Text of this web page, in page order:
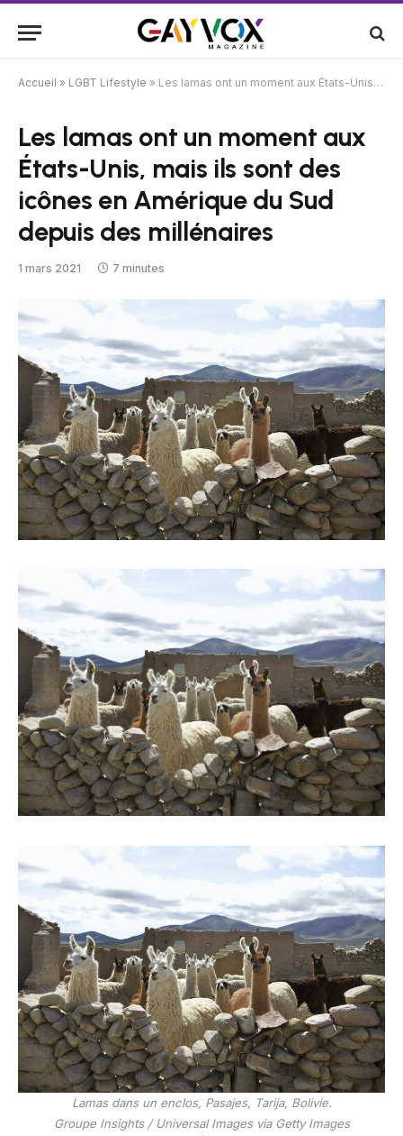
Accueil » LGBT Lifestyle » Les lamas ont un moment aux États-Unis, mais ils sont des icônes en Amérique du Sud depuis des millénaires
Les lamas ont un moment aux
États-Unis, mais ils sont des
icônes en Amérique du Sud
depuis des millénaires
1 mars 2021 7 minutes
Lamas dans un enclos, Pasajes, Tarija, Bolivie.
Groupe Insights / Universal Images via Getty Images